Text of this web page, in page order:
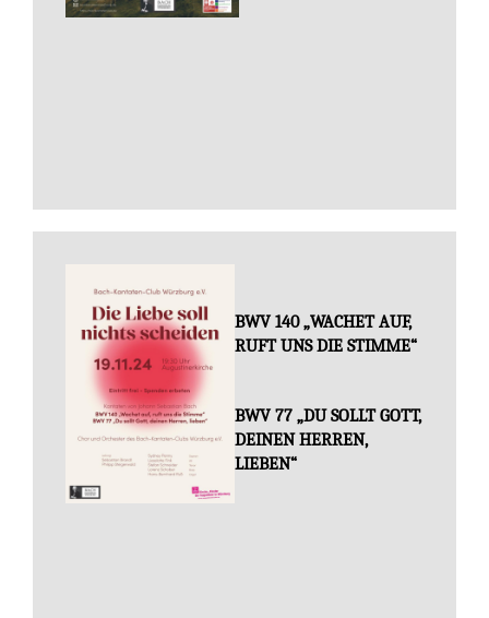
BWV 140 „WACHET AUF,
RUFT UNS DIE STIMME“
BWV 77 „DU SOLLT GOTT,
DEINEN HERREN,
LIEBEN“